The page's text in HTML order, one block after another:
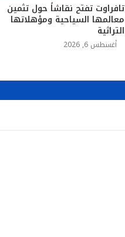
تافراوت تفتح نقاشاً حول تثمين
معالمها السياحية ومؤهلاتها
التراثية
أغسطس 6, 2026